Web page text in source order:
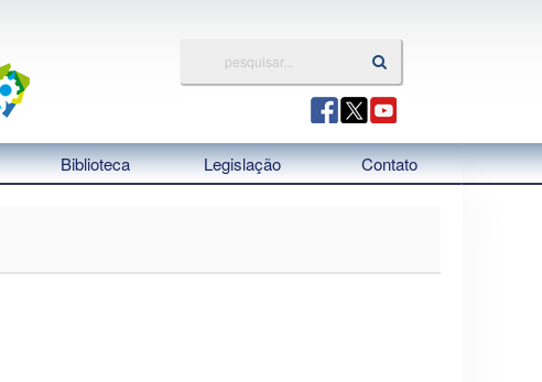
Biblioteca Legislação Contato